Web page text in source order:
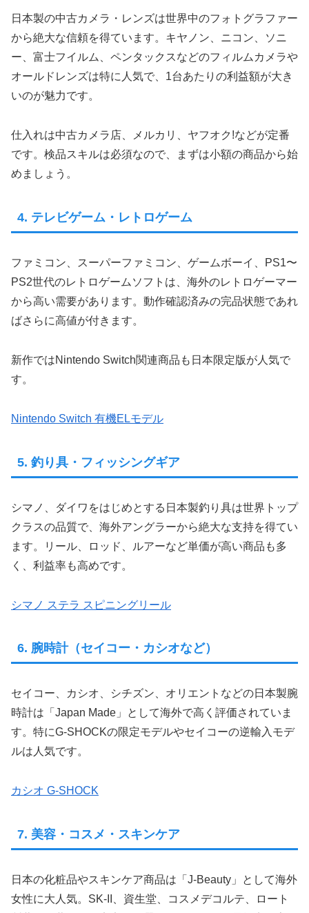
日本製の中古カメラ・レンズは世界中のフォトグラファー
から絶大な信頼を得ています。キヤノン、ニコン、ソニ
ー、富士フイルム、ペンタックスなどのフィルムカメラや
オールドレンズは特に人気で、1台あたりの利益額が大き
いのが魅力です。
仕入れは中古カメラ店、メルカリ、ヤフオク!などが定番
です。検品スキルは必須なので、まずは小額の商品から始
めましょう。
4. テレビゲーム・レトロゲーム
ファミコン、スーパーファミコン、ゲームボーイ、PS1〜
PS2世代のレトロゲームソフトは、海外のレトロゲーマー
から高い需要があります。動作確認済みの完品状態であれ
ばさらに高値が付きます。
新作ではNintendo Switch関連商品も日本限定版が人気で
す。
Nintendo Switch 有機ELモデル
5. 釣り具・フィッシングギア
シマノ、ダイワをはじめとする日本製釣り具は世界トップ
クラスの品質で、海外アングラーから絶大な支持を得てい
ます。リール、ロッド、ルアーなど単価が高い商品も多
く、利益率も高めです。
シマノ ステラ スピニングリール
6. 腕時計（セイコー・カシオなど）
セイコー、カシオ、シチズン、オリエントなどの日本製腕
時計は「Japan Made」として海外で高く評価されていま
す。特にG-SHOCKの限定モデルやセイコーの逆輸入モデ
ルは人気です。
カシオ G-SHOCK
7. 美容・コスメ・スキンケア
日本の化粧品やスキンケア商品は「J-Beauty」として海外
女性に大人気。SK-II、資生堂、コスメデコルテ、ロート